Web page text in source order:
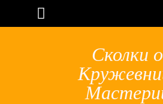
Сколки